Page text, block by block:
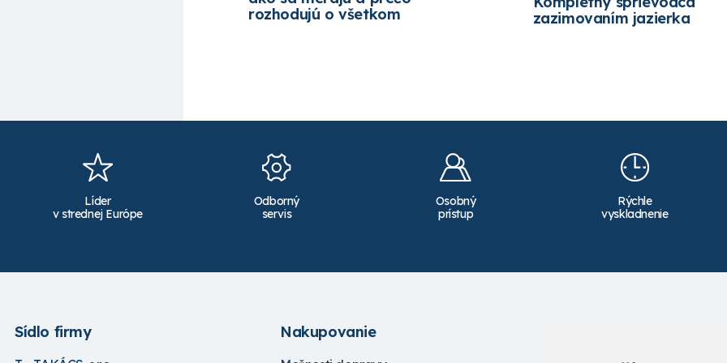
rozhodujú o všetkom
zazimovaním jazierka
Líder
v strednej Európe
Odborný
servis
Osobný
prístup
Rýchle
vyskladnenie
Sídlo firmy Nakupovanie